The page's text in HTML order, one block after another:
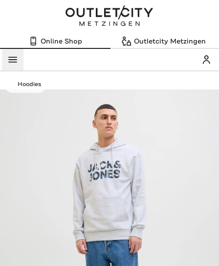
Online Shop Outletcity Metzingen
Menü
Hoodies